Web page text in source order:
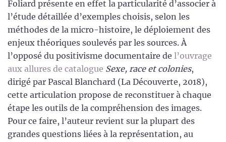
Foliard présente en effet la particularité d’associer à
l’étude détaillée d’exemples choisis, selon les
méthodes de la micro-histoire, le déploiement des
enjeux théoriques soulevés par les sources. À
l’opposé du positivisme documentaire de l’ouvrage
aux allures de catalogue Sexe, race et colonies,
dirigé par Pascal Blanchard (La Découverte, 2018),
cette articulation propose de reconstituer à chaque
étape les outils de la compréhension des images.
Pour ce faire, l’auteur revient sur la plupart des
grandes questions liées à la représentation, au